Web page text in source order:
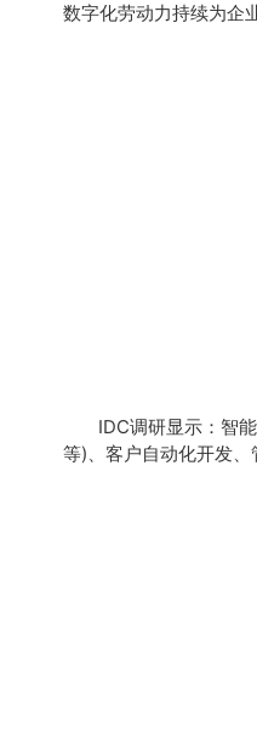
数字化劳动力持续为企
IDC调研显示：智
等)、客户自动化开发、